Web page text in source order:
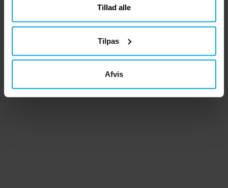
Tillad alle
Tilpas
Afvis